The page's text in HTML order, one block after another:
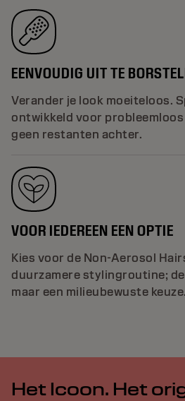
EENVOUDIG UIT TE
Verander je look moeiteloos.
ontwikkeld voor
geen restanten achter.
VOOR IEDEREEN EEN OPTIE
Kies voor de Non-Aerosol
duurzamere stylingroutine;
maar een milieubewuste keuze.
Het Icoon. Het